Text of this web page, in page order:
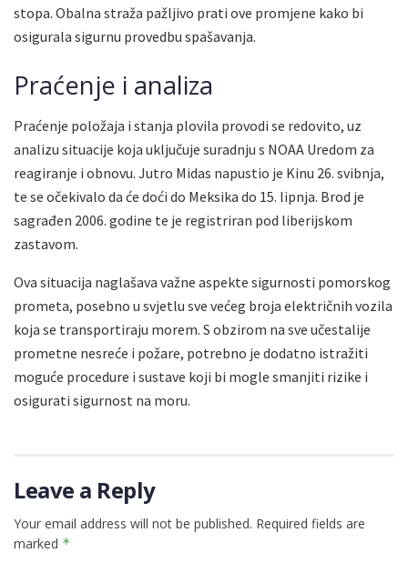
stopa. Obalna straža pažljivo prati ove promjene kako bi
osigurala sigurnu provedbu spašavanja.
Praćenje i analiza
Praćenje položaja i stanja plovila provodi se redovito, uz
analizu situacije koja uključuje suradnju s NOAA Uredom za
reagiranje i obnovu. Jutro Midas napustio je Kinu 26. svibnja,
te se očekivalo da će doći do Meksika do 15. lipnja. Brod je
sagrađen 2006. godine te je registriran pod liberijskom
zastavom.
Ova situacija naglašava važne aspekte sigurnosti pomorskog
prometa, posebno u svjetlu sve većeg broja električnih vozila
koja se transportiraju morem. S obzirom na sve učestalije
prometne nesreće i požare, potrebno je dodatno istražiti
moguće procedure i sustave koji bi mogle smanjiti rizike i
osigurati sigurnost na moru.
Leave a Reply
Your email address will not be published. Required fields are
marked *